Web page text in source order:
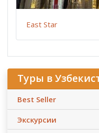
East Star
Туры в
Best Seller
Экскурсии